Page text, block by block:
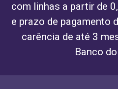
com linhas a partir de
e prazo de pagamento
carência de até 3
Banco